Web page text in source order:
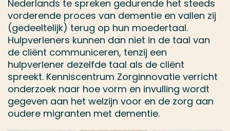
Nederlands te spreken gedurende het steeds
vorderende proces van dementie en vallen zij
(gedeeltelijk) terug op hun moedertaal.
Hulpverleners kunnen dan niet in de taal van
de cliënt communiceren, tenzij een
hulpverlener dezelfde taal als de cliënt
spreekt. Kenniscentrum Zorginnovatie verricht
onderzoek naar hoe vorm en invulling wordt
gegeven aan het welzijn voor en de zorg aan
oudere migranten met dementie.